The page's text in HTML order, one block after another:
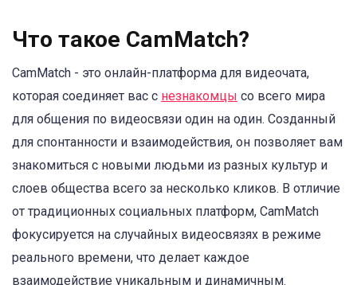
Что такое CamMatch?
CamMatch - это онлайн-платформа для видеочата,
которая соединяет вас с незнакомцы со всего мира
для общения по видеосвязи один на один. Созданный
для спонтанности и взаимодействия, он позволяет вам
знакомиться с новыми людьми из разных культур и
слоев общества всего за несколько кликов. В отличие
от традиционных социальных платформ, CamMatch
фокусируется на случайных видеосвязях в режиме
реального времени, что делает каждое
взаимодействие уникальным и динамичным.